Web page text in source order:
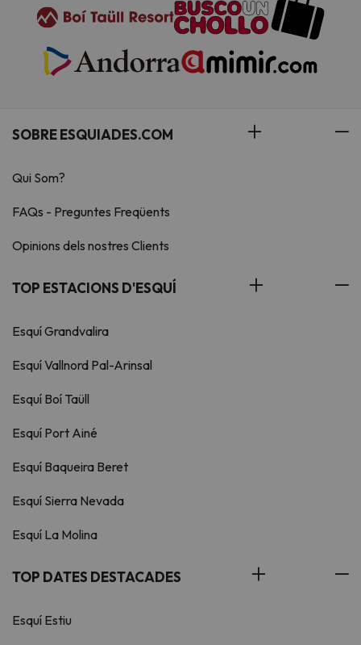
SOBRE ESQUIADES.COM
Qui Som?
FAQs - Preguntes Freqüents
Opinions dels nostres Clients
TOP ESTACIONS D'ESQUÍ
Esquí Grandvalira
Esquí Vallnord Pal-Arinsal
Esquí Boí Taüll
Esquí Port Ainé
Esquí Baqueira Beret
Esquí Sierra Nevada
Esquí La Molina
TOP DATES DESTACADES
Esquí Estiu